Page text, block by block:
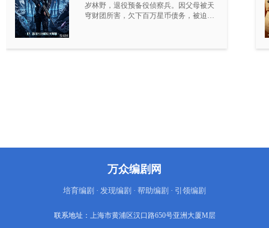
岁林野，退役预备役侦察兵。因父母被天
穹财团所害，欠下百万星币债务，被迫入
万众编剧网
培育编剧 · 发现编剧 · 帮助编剧 · 引领编剧
联系地址： 上海市黄浦区汉口路650号亚洲大厦M层